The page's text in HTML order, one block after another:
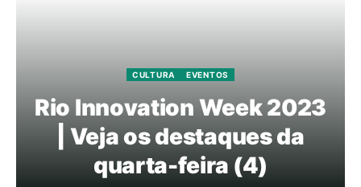
CULTURA EVENTOS
Rio Innovation Week 2023
| Veja os destaques da
quarta-feira (4)